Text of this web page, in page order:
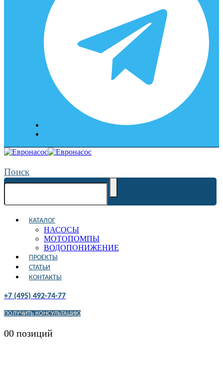
Поиск
КАТАЛОГ
НАСОСЫ
МОТОПОМПЫ
ВОДОПОНИЖЕНИЕ
ПРОЕКТЫ
СТАТЬИ
КОНТАКТЫ
+7 (495) 492-74-77
ПОЛУЧИТЬ КОНСУЛЬТАЦИЮ
00 позиций